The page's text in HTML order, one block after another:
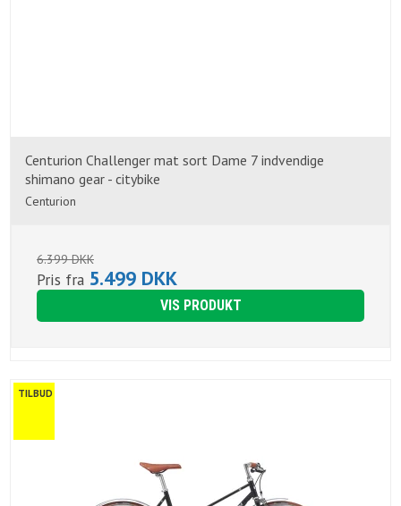
Centurion Challenger mat sort Dame 7 indvendige
shimano gear - citybike
Centurion
6.399 DKK
Pris fra 5.499 DKK
VIS PRODUKT
TILBUD